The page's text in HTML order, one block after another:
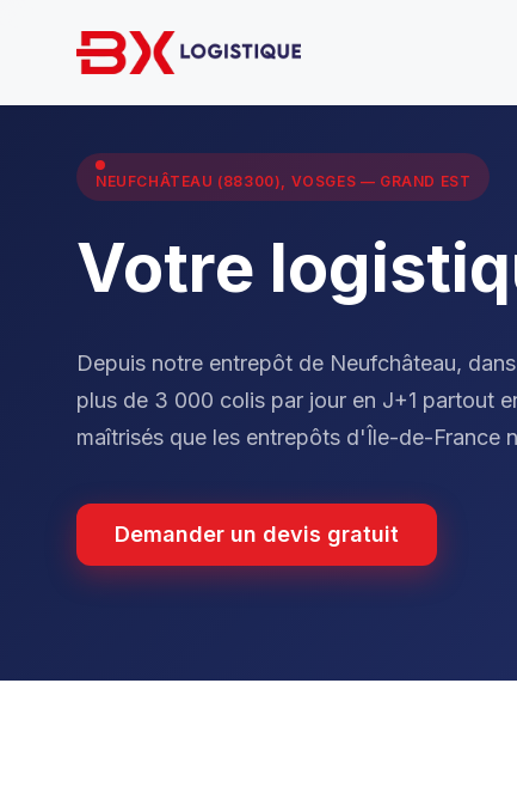
NEUFCHÂTEAU (88300), VOSGES — GRAND EST
Votre
Depuis notre entrepôt de Neufchâteau,
plus de 3 000 colis par jour en J+1 partout
maîtrisés que les entrepôts d'Île-de-France
Demander un devis gratuit